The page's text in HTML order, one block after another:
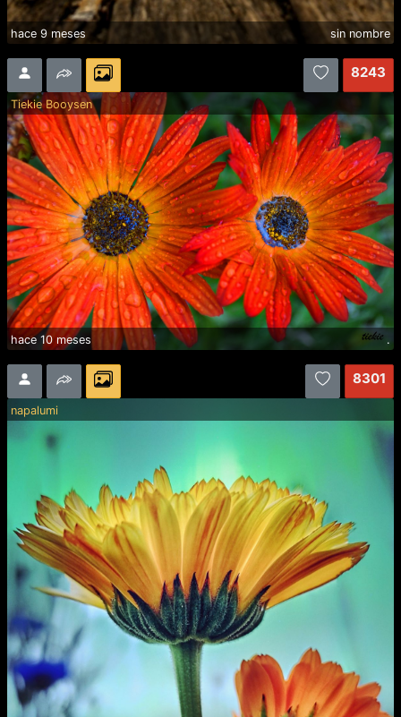
hace 9 meses sin nombre
8243
Tiekie Booysen
hace 10 meses .
8301
napalumi